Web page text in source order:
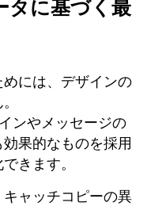
タに基づく最
には、デザインの
ンやメッセージの
果的なものを採用
きます。
ャッチコピーの異